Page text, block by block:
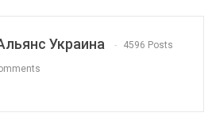
Украина 4596 Posts